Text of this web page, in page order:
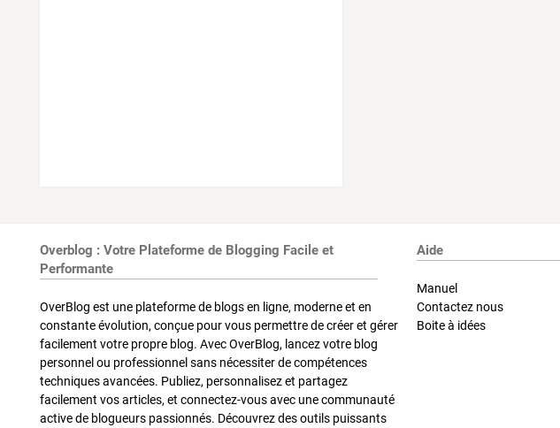
Overblog : Votre Plateforme de Blogging Facile et
Performante
OverBlog est une plateforme de blogs en ligne, moderne et en
constante évolution, conçue pour vous permettre de créer et gérer
facilement votre propre blog. Avec OverBlog, lancez votre blog
personnel ou professionnel sans nécessiter de compétences
techniques avancées. Publiez, personnalisez et partagez
facilement vos articles, et connectez-vous avec une communauté
active de blogueurs passionnés. Découvrez des outils puissants
Aide
Manuel
Contactez nous
Boite à idées